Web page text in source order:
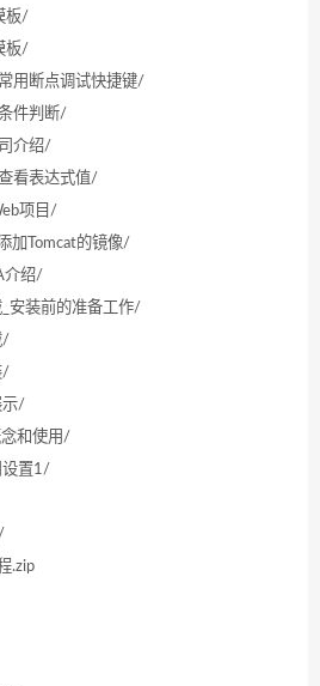
板/
板/
用断点调试快捷键/
件判断/
介绍/
看表达式值/
项目/
加Tomcat的镜像/
介绍/
安装前的准备工作/
/
/
示/
和使用/
设置1/
.zip